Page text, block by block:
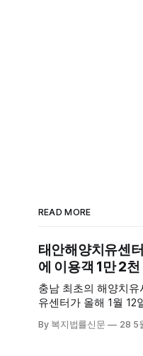
READ MORE
태안해양치유센
에 이용객 1만 2
충남 최초의 해양치
유센터가 올해 1월 12
섰다. 군에 따르면, 태안해양치유센터는
By 복지법률신문 28 5